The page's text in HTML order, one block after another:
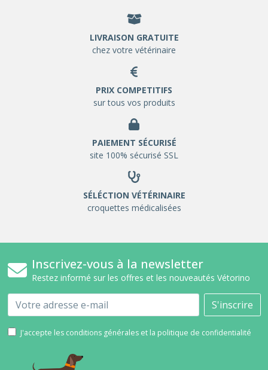
LIVRAISON GRATUITE
chez votre vétérinaire
PRIX COMPETITIFS
sur tous vos produits
PAIEMENT SÉCURISÉ
site 100% sécurisé SSL
SÉLÉCTION VÉTÉRINAIRE
croquettes médicalisées
Inscrivez-vous à la newsletter
Restez informé sur les offres et les nouveautés Vétorino
Email S'inscrire
J'accepte les conditions générales et la politique de confidentialité